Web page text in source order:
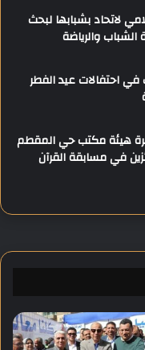
لاتحاد بشبابها لبحث
والرياضة
في احتفالات عيد الفطر
هيئة مكتب حي المقطم
في مسابقة القرآن